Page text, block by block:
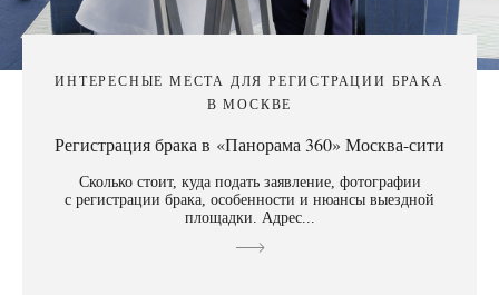
ИНТЕРЕСНЫЕ МЕСТА ДЛЯ РЕГИСТРАЦИИ БРАКА
В МОСКВЕ
Регистрация брака в «Панорама 360» Москва-сити
Сколько стоит, куда подать заявление, фотографии
с регистрации брака, особенности и нюансы выездной
площадки. Адрес...